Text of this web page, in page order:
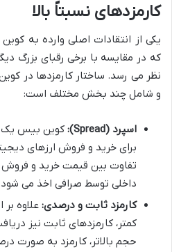
کارمزدهای نسبتاً بالا
یکی از انتقادات اصلی وارده به
که در مقایسه با برخی رقبای بزرگ
نظر می رسد. ساختار کارمزدها در
و شامل چند بخش مختلف است:
اسپرد (Spread):
برای خرید و فروش ارزهای
تفاوت بین قیمت خرید و
داخلی توسط صرافی اخذ می
کارمزد ثابت و درصدی: علاوه
کمتر، کارمزدهای ثابت نیز
حجم بالاتر، کارمزد به صورت